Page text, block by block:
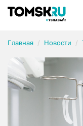
Главная Новости